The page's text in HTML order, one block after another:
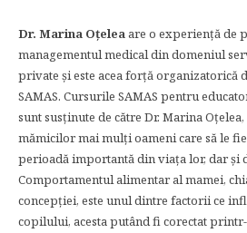
Dr. Marina Oţelea are o experienţă de
managementul medical din domeniul
private şi este acea forţă organizatorică
SAMAS. Cursurile SAMAS pentru
sunt susţinute de către Dr. Marina
mămicilor mai mulţi oameni care să le
perioadă importantă din viaţa lor, dar
Comportamentul alimentar al mamei,
concepției, este unul dintre factorii ce
copilului, acesta putând fi corectat